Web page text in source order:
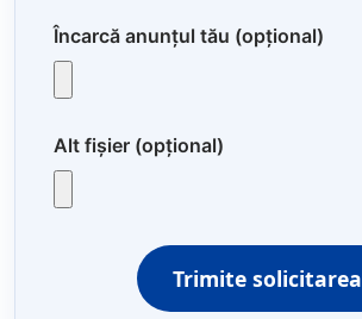
Încarcă anunțul tău (opțional)
Alt fișier (opțional)
Trimite solicitarea